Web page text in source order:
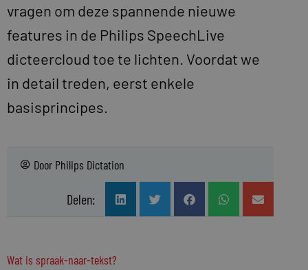
vragen om deze spannende nieuwe
features in de Philips SpeechLive
dicteercloud toe te lichten. Voordat we
in detail treden, eerst enkele
basisprincipes.
Door Philips Dictation
Delen:
Wat is spraak-naar-tekst?